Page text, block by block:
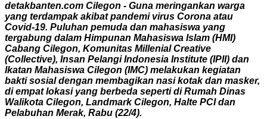
detakbanten.com Cilegon - Guna meringankan warga
yang terdampak akibat pandemi virus Corona atau
Covid-19. Puluhan pemuda dan mahasiswa yang
tergabung dalam Himpunan Mahasiswa Islam (HMI)
Cabang Cilegon, Komunitas Millenial Creative
(Collective), Insan Pelangi Indonesia Institute (IPII) dan
Ikatan Mahasiswa Cilegon (IMC) melakukan kegiatan
bakti sosial dengan membagikan nasi kotak dan masker,
di empat lokasi yang berbeda seperti di Rumah Dinas
Walikota Cilegon, Landmark Cilegon, Halte PCI dan
Pelabuhan Merak, Rabu (22/4).